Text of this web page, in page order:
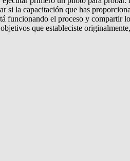
la capacitación que has
el proceso y compartir
que estableciste